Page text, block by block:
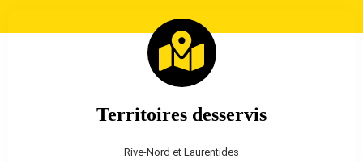
Territoires desservis
Rive-Nord et Laurentides